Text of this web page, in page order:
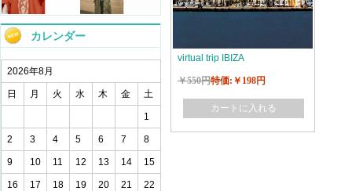
カレンダー
2026年8月
日 月 火 水 木 金 土
1
2 3 4 5 6 7 8
9 10 11 12 13 14 15
16 17 18 19 20 21 22
virtual trip IBIZA
￥550円特価:￥198円
カートに入れる